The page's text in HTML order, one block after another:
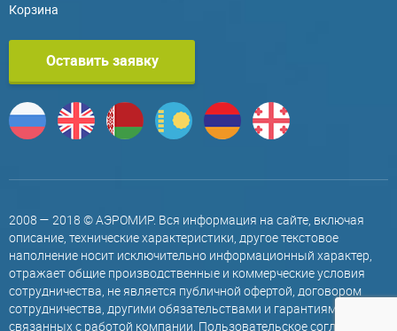
Корзина
Оставить заявку
2008 — 2018 © АЭРОМИР. Вся информация на сайте, включая
описание, технические характеристики, другое текстовое
наполнение носит исключительно информационный характер,
отражает общие производственные и коммерческие условия
сотрудничества, не является публичной офертой, договором
сотрудничества, другими обязательствами и гарантиями,
связанных с работой компании. Пользовательское соглашение